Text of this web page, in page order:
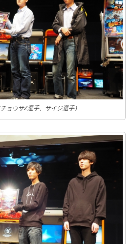
ョウサZ選手、サイジ選手）